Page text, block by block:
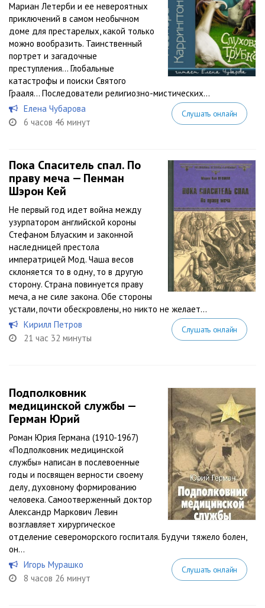
Мариан Летерби и ее невероятных
приключений в самом необычном
доме для престарелых, какой только
можно вообразить. Таинственный
портрет и загадочные
преступления… Глобальные
катастрофы и поиски Святого
Грааля… Последователи религиозно-мистических...
Елена Чубарова
6 часов 46 минут
Слушать онлайн
Пока Спаситель спал. По
праву меча — Пенман
Шэрон Кей
Не первый год идет война между
узурпатором английской короны
Стефаном Блуаским и законной
наследницей престола
императрицей Мод. Чаша весов
склоняется то в одну, то в другую
сторону. Страна повинуется праву
меча, а не силе закона. Обе стороны
устали, почти обескровлены, но никто не желает...
Кирилл Петров
21 час 32 минуты
Слушать онлайн
Подполковник
медицинской службы —
Герман Юрий
Роман Юрия Германа (1910-1967)
«Подполковник медицинской
службы» написан в послевоенные
годы и посвящен верности своему
делу, духовному формированию
человека. Самоотверженный доктор
Александр Маркович Левин
возглавляет хирургическое
отделение североморского госпиталя. Будучи тяжело болен,
он...
Игорь Мурашко
8 часов 26 минут
Слушать онлайн